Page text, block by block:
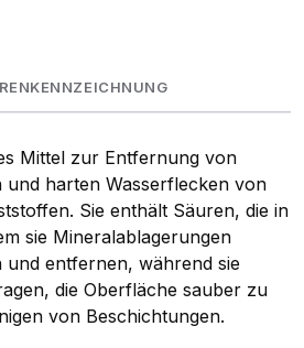
Mittel zur Entfernung von
und harten Wasserflecken von
Sie enthält Säuren, die in
sie Mineralablagerungen
entfernen, während sie
die Oberfläche sauber zu
von Beschichtungen.